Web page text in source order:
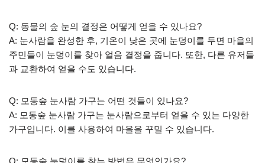
Q: 동물의 숲 눈의 결정은 어떻게 얻을 수 있나요?
A: 눈사람을 완성한 후, 기온이 낮은 곳에 눈덩이를 두면 마을의
주민들이 눈덩이를 찾아 얼음 결정을 줍니다. 또한, 다른 유저들
과 교환하여 얻을 수도 있습니다.
Q: 모동숲 눈사람 가구는 어떤 것들이 있나요?
A: 모동숲 눈사람 가구는 눈사람으로부터 얻을 수 있는 다양한
가구입니다. 이를 사용하여 마을을 꾸밀 수 있습니다.
Q: 모동숲 눈덩이를 찾는 방법은 무엇인가요?